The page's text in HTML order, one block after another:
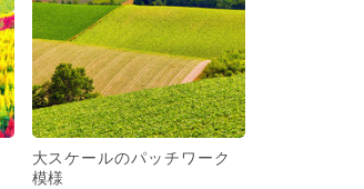
大スケールのパッチワーク
模様